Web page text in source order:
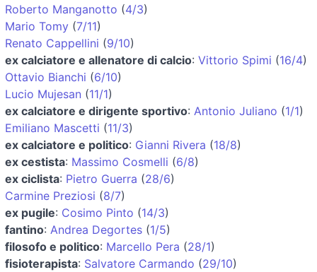
Roberto Manganotto (4/3)
Mario Tomy (7/11)
Renato Cappellini (9/10)
ex calciatore e allenatore di calcio: Vittorio Spimi (16/4)
Ottavio Bianchi (6/10)
Lucio Mujesan (11/1)
ex calciatore e dirigente sportivo: Antonio Juliano (1/1)
Emiliano Mascetti (11/3)
ex calciatore e politico: Gianni Rivera (18/8)
ex cestista: Massimo Cosmelli (6/8)
ex ciclista: Pietro Guerra (28/6)
Carmine Preziosi (8/7)
ex pugile: Cosimo Pinto (14/3)
fantino: Andrea Degortes (1/5)
filosofo e politico: Marcello Pera (28/1)
fisioterapista: Salvatore Carmando (29/10)